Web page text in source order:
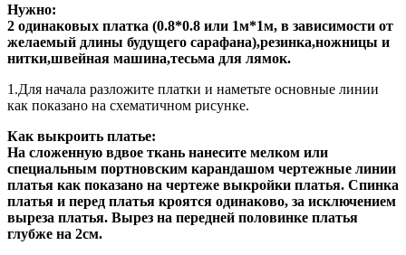
Нужно:
2 одинаковых платка (0.8*0.8 или 1м*1м, в зависимости от
желаемый длины будущего сарафана),резинка,ножницы и
нитки,швейная машина,тесьма для лямок.
1.Для начала разложите платки и наметьте основные линии
как показано на схематичном рисунке.
Как выкроить платье:
На сложенную вдвое ткань нанесите мелком или
специальным портновским карандашом чертежные линии
платья как показано на чертеже выкройки платья. Спинка
платья и перед платья кроятся одинаково, за исключением
выреза платья. Вырез на передней половинке платья
глубже на 2см.